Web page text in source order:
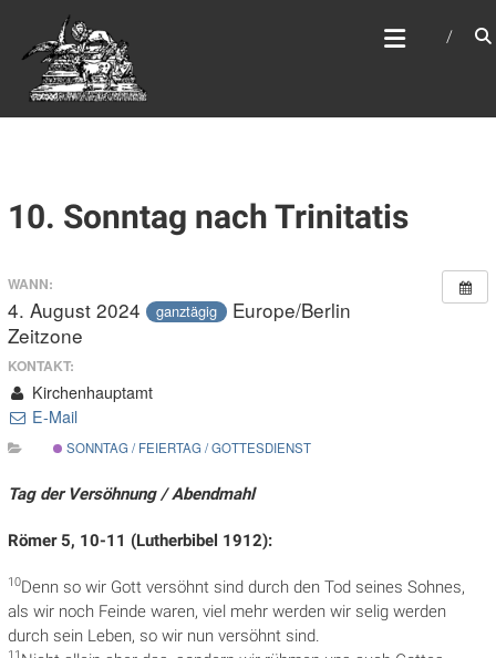
springen
WEBSITE DES
APOSTELAMTES JESU
CHRISTI KÖR
10. Sonntag nach Trinitatis
WANN:
4. August 2024 ganztägig
Europe/Berlin
Zeitzone
KONTAKT:
Kirchenhauptamt
E-Mail
SONNTAG / FEIERTAG / GOTTESDIENST
Tag der Versöhnung / Abendmahl
Römer 5, 10-11 (Lutherbibel 1912):
10Denn so wir Gott versöhnt sind durch den Tod seines Sohnes,
als wir noch Feinde waren, viel mehr werden wir selig werden
durch sein Leben, so wir nun versöhnt sind.
11